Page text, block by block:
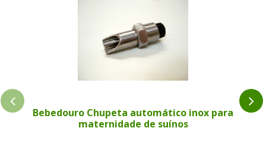
Bebedouro Chupeta automático inox para
maternidade de suínos